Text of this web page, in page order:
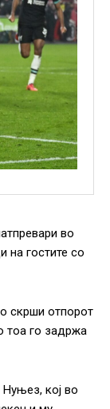
во
на гостите со
скрши отпорот
тоа го задржа
кој во